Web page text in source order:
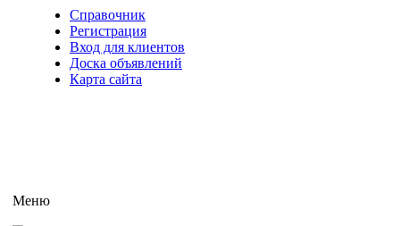
Справочник
Регистрация
Вход для клиентов
Доска объявлений
Карта сайта
Меню